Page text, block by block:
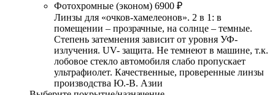
Фотохромные (эконом) 6900 ₽
Линзы для «очков-хамелеонов». 2 в 1: в
помещении – прозрачные, на солнце – темные.
Степень затемнения зависит от уровня УФ-
излучения. UV- защита. Не темнеют в машине, т.к.
лобовое стекло автомобиля слабо пропускает
ультрафиолет. Качественные, проверенные линзы
производства Ю.-В. Азии